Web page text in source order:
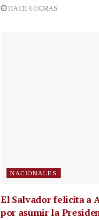
HACE 6 HORAS
NACIONALES
El Salvador felicita a
por asumir la